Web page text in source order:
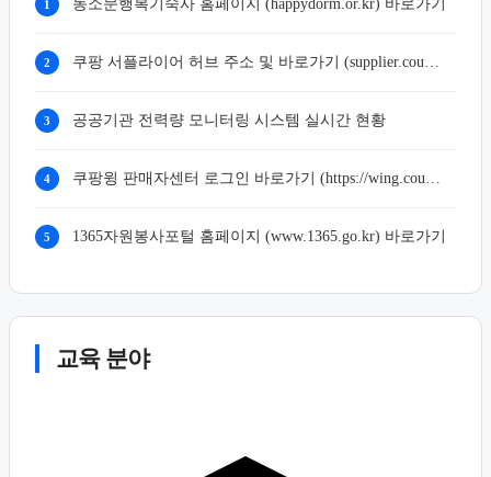
1 동소문행복기숙사 홈페이지 (happydorm.or.kr) 바로가기
2
3 공공기관 전력량 모니터링 시스템 실시간 현황
4
5 1365자원봉사포털 홈페이지 (www.1365.go.kr) 바로가기
교육 분야